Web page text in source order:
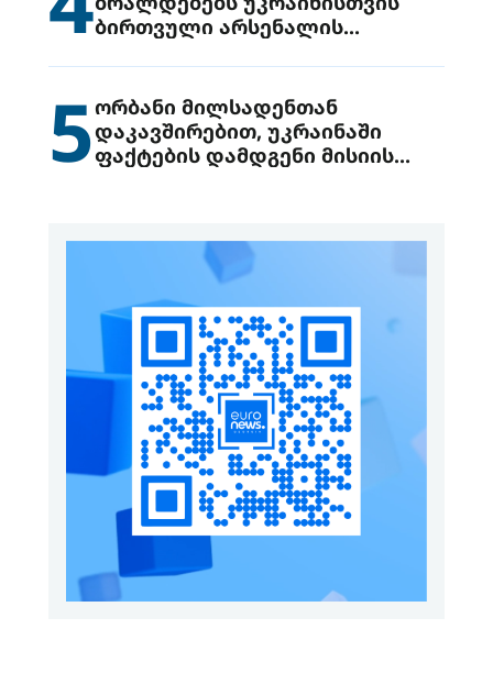
ბირთვული არსენალის
5ორბანი მილსადენთან
დაკავშირებით, უკრაინაში
ფაქტების დამდგენი მისიის